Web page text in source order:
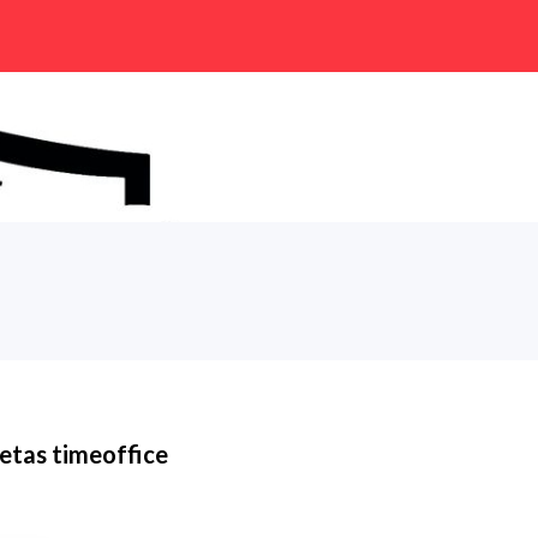
timeoffice